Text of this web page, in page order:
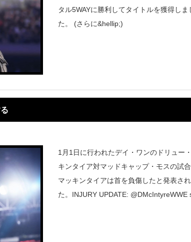
タル5WAYに勝利してタイトルを獲得しま
た。 (さらに&hellip;)
1月1日に行われたデイ・ワンのドリュー
キンタイア対マッドキャップ・モスの試合
マッキンタイアは首を負傷したと発表さ
た。INJURY UPDATE: @DMcIntyreWWE